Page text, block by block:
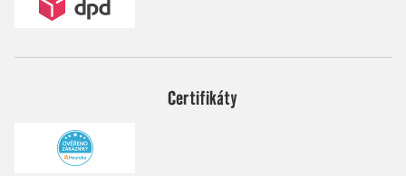
Certifikáty